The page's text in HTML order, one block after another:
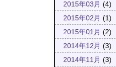
2015年03月 (4)
2015年02月 (1)
2015年01月 (2)
2014年12月 (3)
2014年11月 (3)